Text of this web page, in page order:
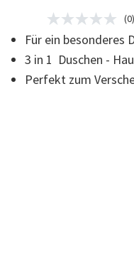
3,3 von 5 Sternen
Kein
Beurteilungswert
Link
auf
Seite.
(0)
Für ein besonderes
3 in 1 Duschen -
Perfekt zum